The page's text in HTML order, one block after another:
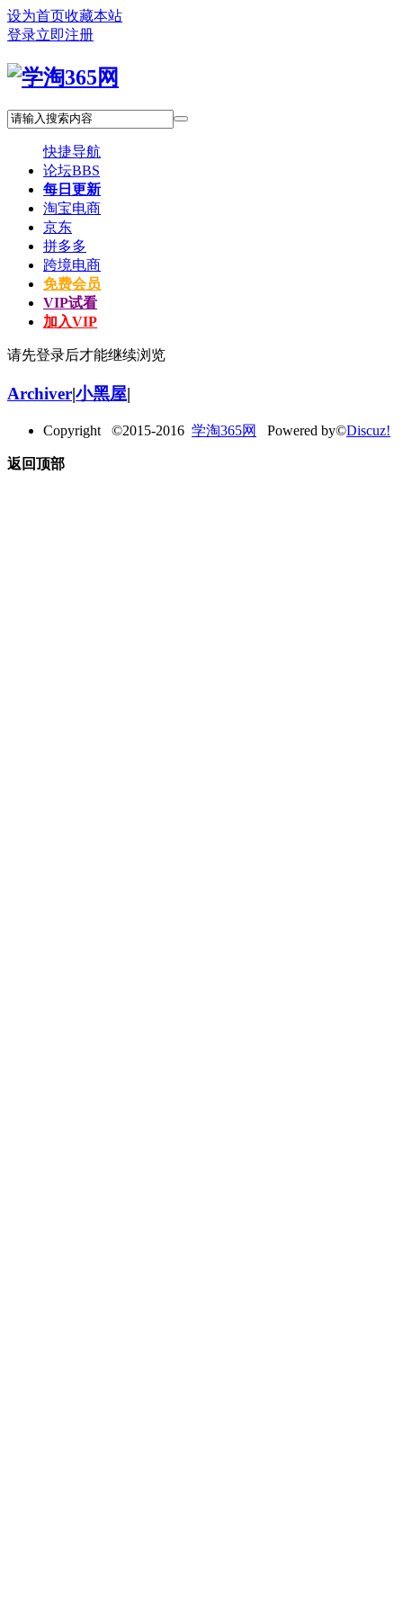
设为首页收藏本站
登录立即注册
快捷导航
论坛BBS
每日更新
淘宝电商
京东
拼多多
跨境电商
免费会员
VIP试看
加入VIP
请先登录后才能继续浏览
Archiver|小黑屋|
Copyright ©2015-2016 学淘365网 Powered by©Discuz!
返回顶部